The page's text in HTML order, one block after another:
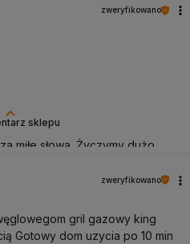
mnóstwo pysznych potraw!
serdecznie
na rożen na naszej
grillowań!
sklepu
miłe słowa. Życzymy dużo
zweryfikowano
zweryfikowano
gril gazowy king
Gotowy dom uzycia po 10 min